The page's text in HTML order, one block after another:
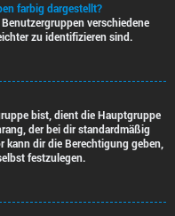
farbig dargestellt?
verschiedene
zu identifizieren sind.
bist, dient die Hauptgruppe
der bei dir standardmäßig
dir die Berechtigung geben,
festzulegen.